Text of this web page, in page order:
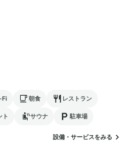
Fi 朝食 レストラン
サウナ 駐車場
設備・サービスをみる